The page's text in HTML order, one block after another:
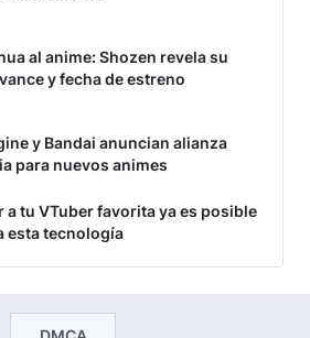
al anime: Shozen revela su
y fecha de estreno
y Bandai anuncian alianza
para nuevos animes
a tu VTuber favorita ya es posible
esta tecnología